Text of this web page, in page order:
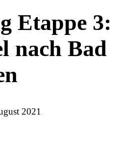
Etappe 3:
nach Bad
2021